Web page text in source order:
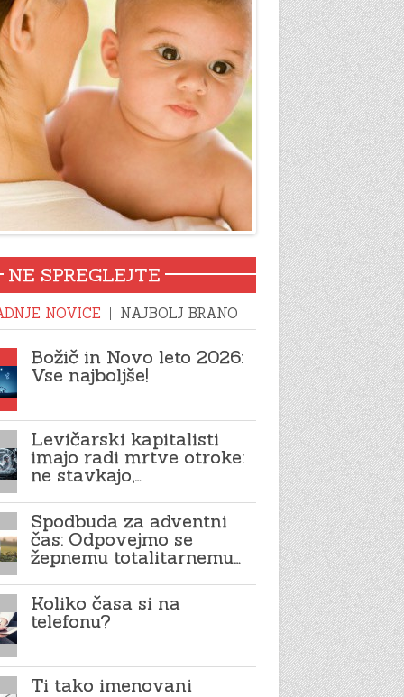
NE SPREGLEJTE
NOVICE NAJBOLJ BRANO
Božič in Novo leto 2026:
Vse najboljše!
Levičarski kapitalisti
imajo radi mrtve otroke:
ne stavkajo,…
Spodbuda za adventni
čas: Odpovejmo se
žepnemu totalitarnemu…
Koliko časa si na
telefonu?
Ti tako imenovani